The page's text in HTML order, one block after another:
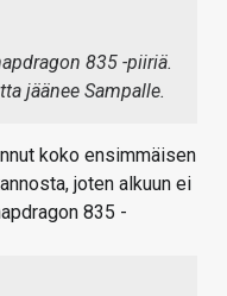
835 -piiriä.
jäänee Sampalle.
koko ensimmäisen
joten alkuun ei
835 -